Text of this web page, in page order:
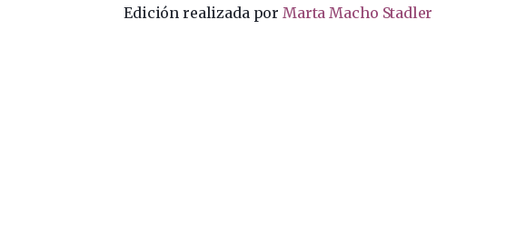
Edición realizada porMarta Macho Stadler